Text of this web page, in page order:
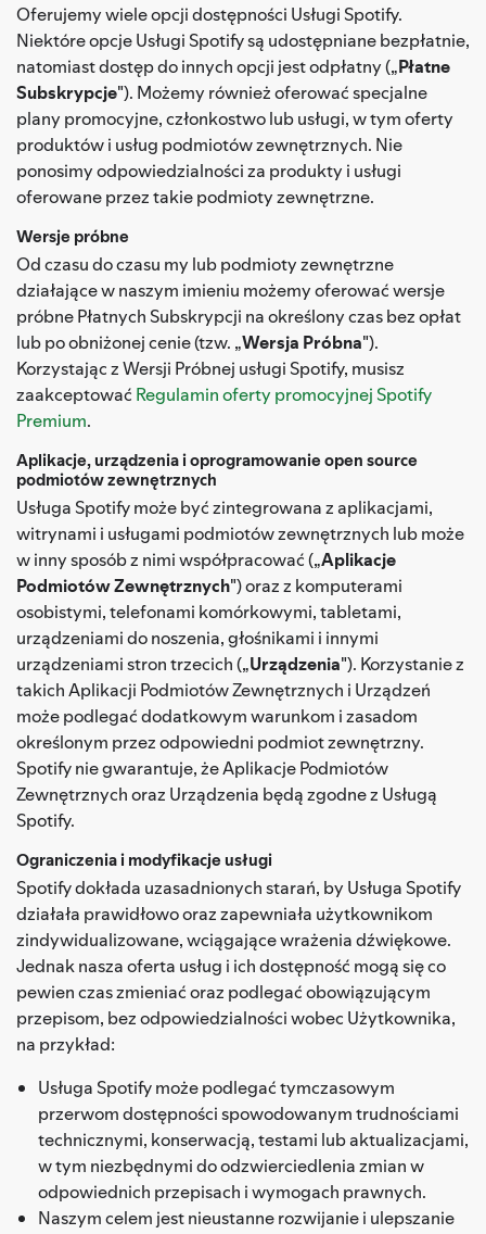
Oferujemy wiele opcji dostępności Usługi Spotify.
Niektóre opcje Usługi Spotify są udostępniane bezpłatnie,
natomiast dostęp do innych opcji jest odpłatny („Płatne
Subskrypcje"). Możemy również oferować specjalne
plany promocyjne, członkostwo lub usługi, w tym oferty
produktów i usług podmiotów zewnętrznych. Nie
ponosimy odpowiedzialności za produkty i usługi
oferowane przez takie podmioty zewnętrzne.
Wersje próbne
Od czasu do czasu my lub podmioty zewnętrzne
działające w naszym imieniu możemy oferować wersje
próbne Płatnych Subskrypcji na określony czas bez opłat
lub po obniżonej cenie (tzw. „Wersja Próbna").
Korzystając z Wersji Próbnej usługi Spotify, musisz
zaakceptować Regulamin oferty promocyjnej Spotify
Premium.
Aplikacje, urządzenia i oprogramowanie open source
podmiotów zewnętrznych
Usługa Spotify może być zintegrowana z aplikacjami,
witrynami i usługami podmiotów zewnętrznych lub może
w inny sposób z nimi współpracować („Aplikacje
Podmiotów Zewnętrznych") oraz z komputerami
osobistymi, telefonami komórkowymi, tabletami,
urządzeniami do noszenia, głośnikami i innymi
urządzeniami stron trzecich („Urządzenia"). Korzystanie z
takich Aplikacji Podmiotów Zewnętrznych i Urządzeń
może podlegać dodatkowym warunkom i zasadom
określonym przez odpowiedni podmiot zewnętrzny.
Spotify nie gwarantuje, że Aplikacje Podmiotów
Zewnętrznych oraz Urządzenia będą zgodne z Usługą
Spotify.
Ograniczenia i modyfikacje usługi
Spotify dokłada uzasadnionych starań, by Usługa Spotify
działała prawidłowo oraz zapewniała użytkownikom
zindywidualizowane, wciągające wrażenia dźwiękowe.
Jednak nasza oferta usług i ich dostępność mogą się co
pewien czas zmieniać oraz podlegać obowiązującym
przepisom, bez odpowiedzialności wobec Użytkownika,
na przykład:
Usługa Spotify może podlegać tymczasowym
przerwom dostępności spowodowanym trudnościami
technicznymi, konserwacją, testami lub aktualizacjami,
w tym niezbędnymi do odzwierciedlenia zmian w
odpowiednich przepisach i wymogach prawnych.
Naszym celem jest nieustanne rozwijanie i ulepszanie